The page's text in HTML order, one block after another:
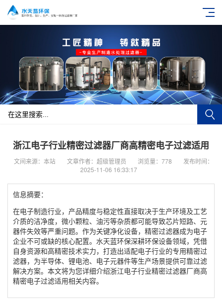
浙江电子行业精密过滤器厂商高精密电子过滤适用
文间来源：本站 文章作者：超级管理员 浏览量：778
发布时间：
2025-11-06 16:33:17
信息摘要：
​在电子制造行业，产品精度与稳定性直接取决于生产环境及工艺
介质的洁净度，微小颗粒、油污等杂质都可能导致芯片短路、元
器件失效等严重问题。作为关键净化设备，精密过滤器成为电子
企业不可或缺的核心配置。水天蓝环保深耕环保设备领域，凭借
自身资源和高精密技术实力，打造出适配电子行业的专用精密过
滤器，为半导体、锂电池、电子元器件等生产场景提供可靠过滤
解决方案。本文将为您详细介绍浙江电子行业精密过滤器厂商高
精密电子过滤适用相关内容。